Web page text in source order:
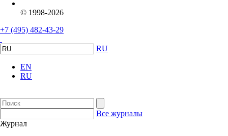
© 1998-2026
+7 (495) 482-43-29
RU
EN
RU
Все журналы
Журнал